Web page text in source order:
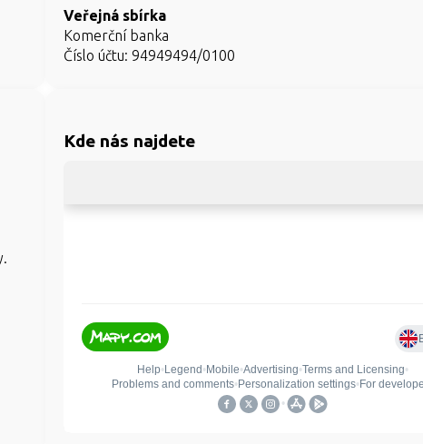
Veřejná sbírka
Komerční banka
Číslo účtu: 94949494/0100
Kde nás najdete